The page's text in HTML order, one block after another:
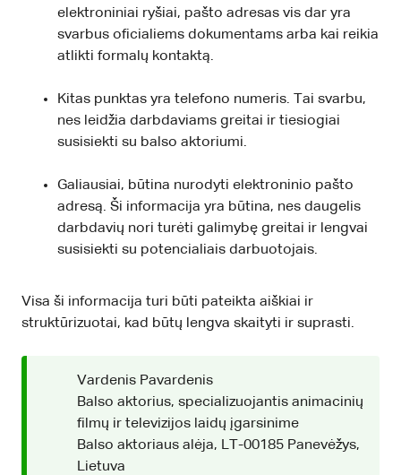
elektroniniai ryšiai, pašto adresas vis dar yra
svarbus oficialiems dokumentams arba kai reikia
atlikti formalų kontaktą.
Kitas punktas yra telefono numeris. Tai svarbu,
nes leidžia darbdaviams greitai ir tiesiogiai
susisiekti su balso aktoriumi.
Galiausiai, būtina nurodyti elektroninio pašto
adresą. Ši informacija yra būtina, nes daugelis
darbdavių nori turėti galimybę greitai ir lengvai
susisiekti su potencialiais darbuotojais.
Visa ši informacija turi būti pateikta aiškiai ir
struktūrizuotai, kad būtų lengva skaityti ir suprasti.
Vardenis Pavardenis
Balso aktorius, specializuojantis animacinių
filmų ir televizijos laidų įgarsinime
Balso aktoriaus alėja, LT-00185 Panevėžys,
Lietuva